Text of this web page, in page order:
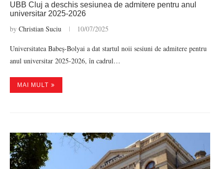
UBB Cluj a deschis sesiunea de admitere pentru anul
universitar 2025-2026
by Christian Suciu 10/07/2025
Universitatea Babeș-Bolyai a dat startul noii sesiuni de admitere pentru
anul universitar 2025-2026, în cadrul…
MAI MULT